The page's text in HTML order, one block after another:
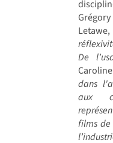
Letawe,
De
dans
aux
films de